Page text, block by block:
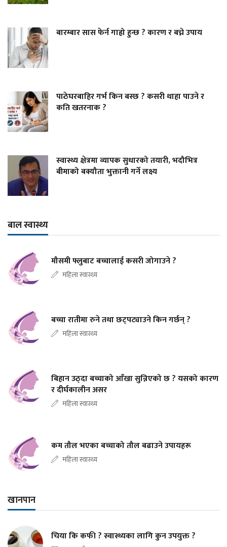
बारम्बार सास फेर्न गाह्रो हुन्छ ? कारण र बच्ने उपाय
पाठेघरबाहिर गर्भ किन बस्छ ? कसरी थाहा पाउने र
कति खतरनाक ?
स्वास्थ्य क्षेत्रमा व्यापक सुधारको तयारी, भदौभित्र
बीमाको बक्यौता भुक्तानी गर्ने लक्ष्य
बाल स्वास्थ्य
मौसमी फ्लुबाट बच्चालाई कसरी जोगाउने ?
महिला स्वास्थ्य
बच्चा रातीमा रुने तथा छट्पट्याउने किन गर्छन् ?
महिला स्वास्थ्य
बिहान उठ्दा बच्चाको आँखा सुन्निएको छ ? यसको कारण
र दीर्घकालीन असर
महिला स्वास्थ्य
कम तौल भएका बच्चाको तौल बढाउने उपायहरू
महिला स्वास्थ्य
खानपान
चिया कि कफी ? स्वास्थ्यका लागि कुन उपयुक्त ?